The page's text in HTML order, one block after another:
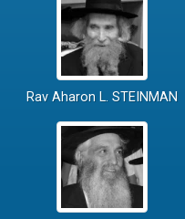
Rav Aharon L. STEINMAN